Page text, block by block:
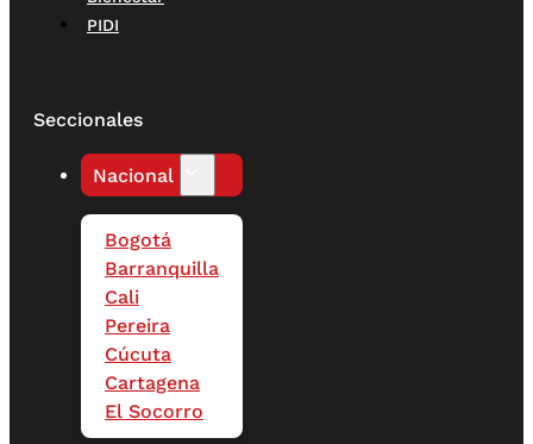
PIDI
Seccionales
Nacional
Bogotá
Barranquilla
Cali
Pereira
Cúcuta
Cartagena
El Socorro